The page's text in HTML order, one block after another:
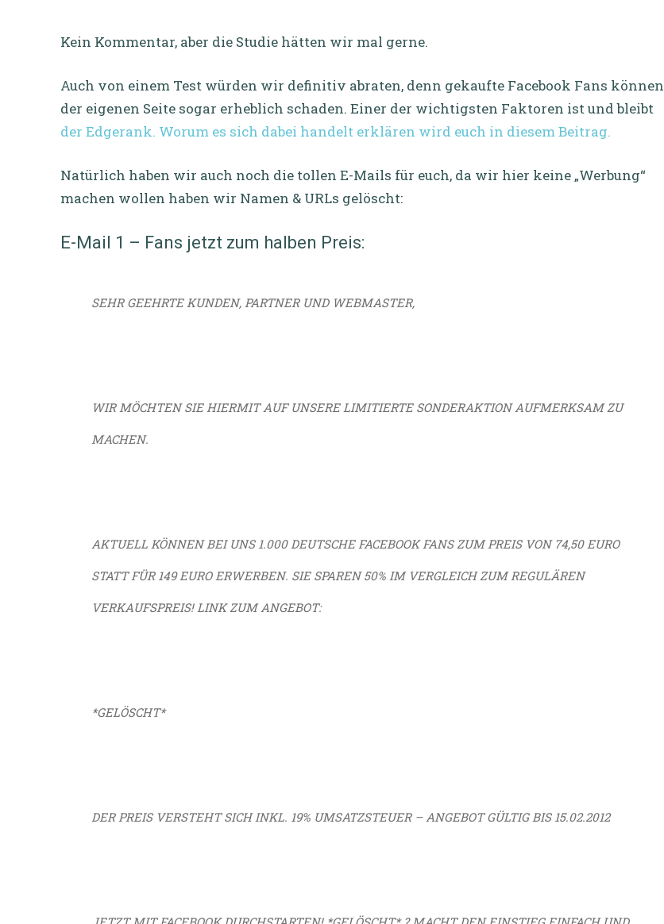
Kein Kommentar, aber die Studie hätten wir mal gerne.
Auch von einem Test würden wir definitiv abraten, denn gekaufte Facebook Fans können
der eigenen Seite sogar erheblich schaden. Einer der wichtigsten Faktoren ist und bleibt
der Edgerank. Worum es sich dabei handelt erklären wird euch in diesem Beitrag.
Natürlich haben wir auch noch die tollen E-Mails für euch, da wir hier keine „Werbung“
machen wollen haben wir Namen & URLs gelöscht:
E-Mail 1 – Fans jetzt zum halben Preis:
SEHR GEEHRTE KUNDEN, PARTNER UND WEBMASTER,
WIR MÖCHTEN SIE HIERMIT AUF UNSERE LIMITIERTE SONDERAKTION AUFMERKSAM ZU
MACHEN.
AKTUELL KÖNNEN BEI UNS 1.000 DEUTSCHE FACEBOOK FANS ZUM PREIS VON 74,50 EURO
STATT FÜR 149 EURO ERWERBEN. SIE SPAREN 50% IM VERGLEICH ZUM REGULÄREN
VERKAUFSPREIS! LINK ZUM ANGEBOT:
*GELÖSCHT*
DER PREIS VERSTEHT SICH INKL. 19% UMSATZSTEUER – ANGEBOT GÜLTIG BIS 15.02.2012